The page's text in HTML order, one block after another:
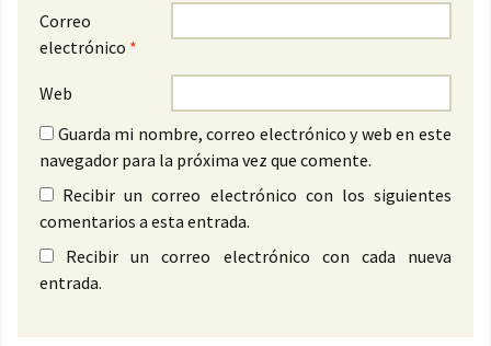
Correo
electrónico *
Web
Guarda mi nombre, correo electrónico y web en este
navegador para la próxima vez que comente.
Recibir un correo electrónico con los siguientes
comentarios a esta entrada.
Recibir un correo electrónico con cada nueva
entrada.